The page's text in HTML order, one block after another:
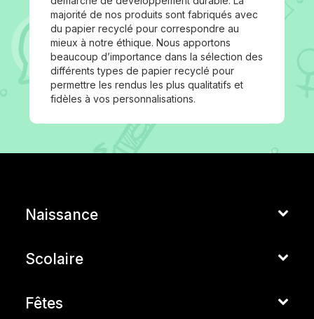
majorité de nos produits sont fabriqués avec
du papier recyclé pour correspondre au
mieux à notre éthique. Nous apportons
beaucoup d’importance dans la sélection des
différents types de papier recyclé pour
permettre les rendus les plus qualitatifs et
fidèles à vos personnalisations.
Naissance
Scolaire
Fêtes